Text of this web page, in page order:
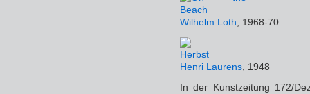
Wilhelm Loth , 1968-70
Henri Laurens , 1948
In der Kunstzeitung 172/